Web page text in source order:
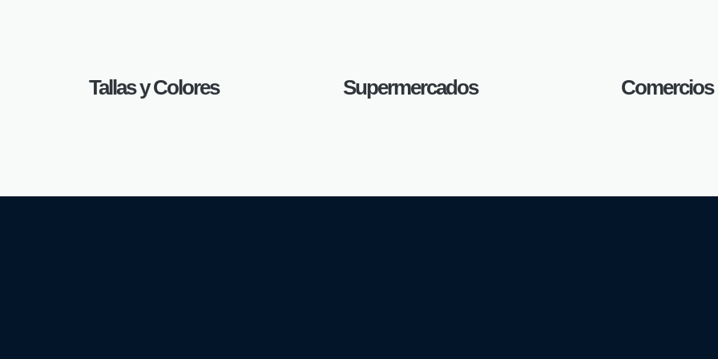
Tallas y Colores Supermercados Comercios